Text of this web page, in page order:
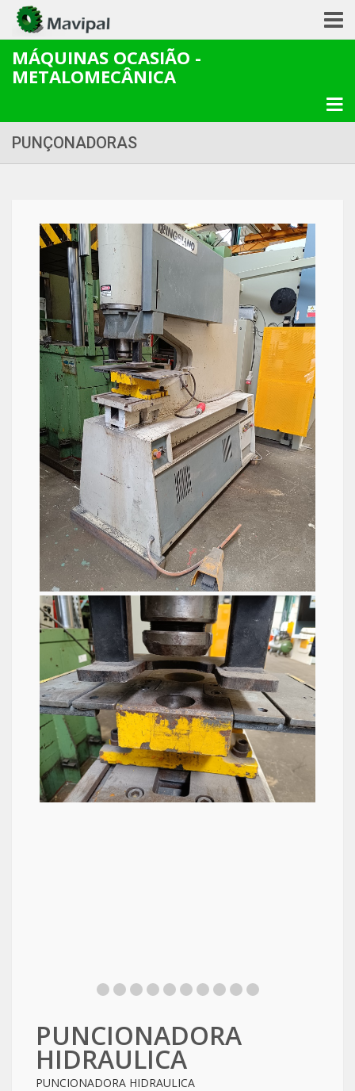
MÁQUINAS OCASIÃO -
METALOMECÂNICA
PUNÇONADORAS
PUNCIONADORA
HIDRAULICA
PUNCIONADORA HIDRAULICA